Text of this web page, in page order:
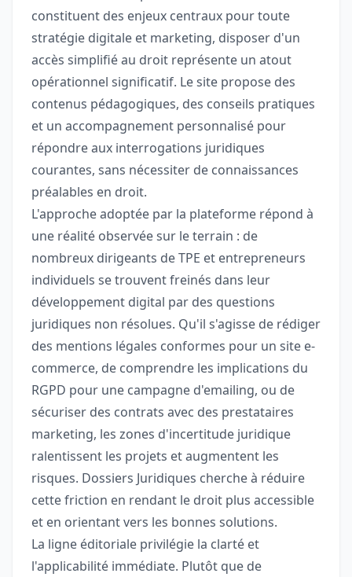
constituent des enjeux centraux pour toute
stratégie digitale et marketing, disposer d'un
accès simplifié au droit représente un atout
opérationnel significatif. Le site propose des
contenus pédagogiques, des conseils pratiques
et un accompagnement personnalisé pour
répondre aux interrogations juridiques
courantes, sans nécessiter de connaissances
préalables en droit.
L'approche adoptée par la plateforme répond à
une réalité observée sur le terrain : de
nombreux dirigeants de TPE et entrepreneurs
individuels se trouvent freinés dans leur
développement digital par des questions
juridiques non résolues. Qu'il s'agisse de rédiger
des mentions légales conformes pour un site e-
commerce, de comprendre les implications du
RGPD pour une campagne d'emailing, ou de
sécuriser des contrats avec des prestataires
marketing, les zones d'incertitude juridique
ralentissent les projets et augmentent les
risques. Dossiers Juridiques cherche à réduire
cette friction en rendant le droit plus accessible
et en orientant vers les bonnes solutions.
La ligne éditoriale privilégie la clarté et
l'applicabilité immédiate. Plutôt que de